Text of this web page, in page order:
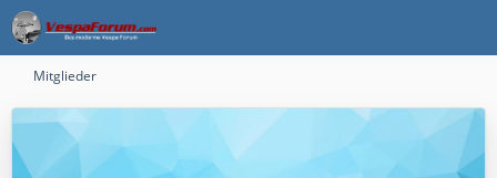
Mitglieder